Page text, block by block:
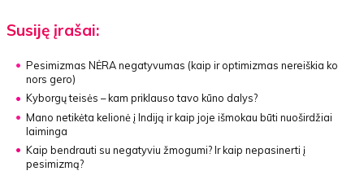
Susiję įrašai:
Pesimizmas NĖRA negatyvumas (kaip ir optimizmas nereiškia ko
nors gero)
Kyborgų teisės – kam priklauso tavo kūno dalys?
Mano netikėta kelionė į Indiją ir kaip joje išmokau būti nuoširdžiai
laiminga
Kaip bendrauti su negatyviu žmogumi?Ir kaip nepasinerti į
pesimizmą?